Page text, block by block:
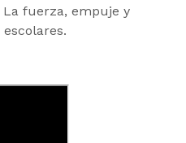
fuerza, empuje y